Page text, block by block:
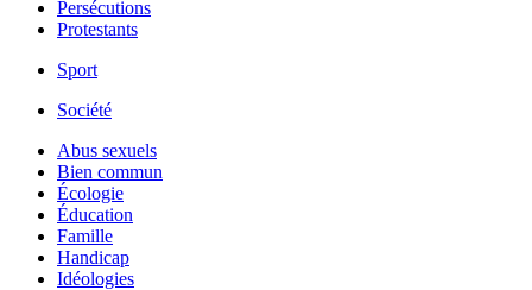
Persécutions
Protestants
Sport
Société
Abus sexuels
Bien commun
Écologie
Éducation
Famille
Handicap
Idéologies